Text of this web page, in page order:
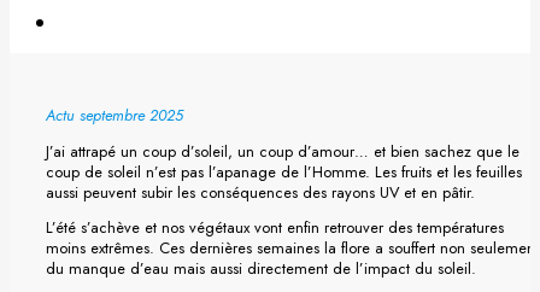
Actu septembre 2025
J’ai attrapé un coup d’soleil, un coup d’amour… et bien sachez que le
coup de soleil n’est pas l’apanage de l’Homme. Les fruits et les feuilles
aussi peuvent subir les conséquences des rayons UV et en pâtir.
L’été s’achève et nos végétaux vont enfin retrouver des températures
moins extrêmes. Ces dernières semaines la flore a souffert non seulement
du manque d’eau mais aussi directement de l’impact du soleil.